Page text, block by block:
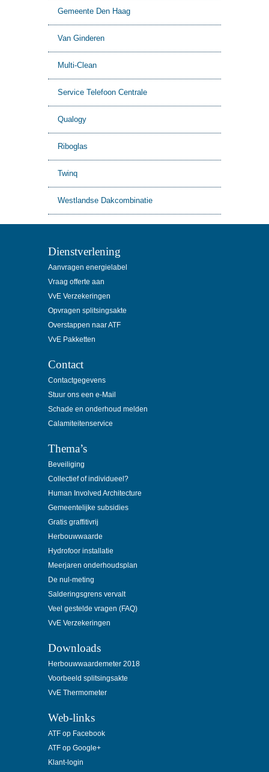
Gemeente Den Haag
Van Ginderen
Multi-Clean
Service Telefoon Centrale
Qualogy
Riboglas
Twinq
Westlandse Dakcombinatie
Dienstverlening
Aanvragen energielabel
Vraag offerte aan
VvE Verzekeringen
Opvragen splitsingsakte
Overstappen naar ATF
VvE Pakketten
Contact
Contactgegevens
Stuur ons een e-Mail
Schade en onderhoud melden
Calamiteitenservice
Thema’s
Beveiliging
Collectief of individueel?
Human Involved Architecture
Gemeentelijke subsidies
Gratis graffitivrij
Herbouwwaarde
Hydrofoor installatie
Meerjaren onderhoudsplan
De nul-meting
Salderingsgrens vervalt
Veel gestelde vragen (FAQ)
VvE Verzekeringen
Downloads
Herbouwwaardemeter 2018
Voorbeeld splitsingsakte
VvE Thermometer
Web-links
ATF op Facebook
ATF op Google+
Klant-login